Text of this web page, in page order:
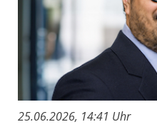
25.06.2026, 14:41 Uhr